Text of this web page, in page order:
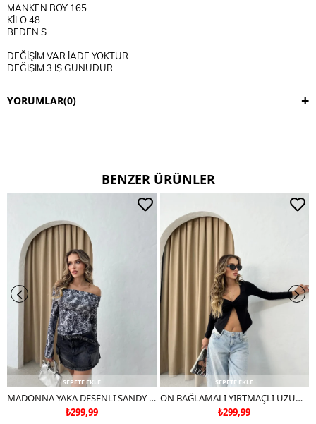
MANKEN BOY 165
KİLO 48
BEDEN S
DEĞİŞİM VAR İADE YOKTUR
DEĞİŞİM 3 İŞ GÜNÜDÜR
KULLANIM TALİMATI
YORUMLAR(0)
BENZER ÜRÜNLER
SEPETE EKLE
MADONNA YAKA DESENLİ SANDY BLUZ SİYAH
₺299,99
SEPETE EKLE
ÖN BAĞLAMALI YIRTMAÇLI UZUN KOL BLUZ SİYAH
₺299,99